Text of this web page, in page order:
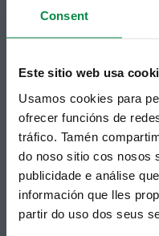
Consent
Este sitio web usa
Usamos cookies para
ofrecer funcións de
tráfico. Tamén
do noso sitio cos nosos
publicidade e análise
información que lles
partir do uso dos seus
© Concello de Ames
Praza do Concello, 2 |15220
Bertamiráns (Ames)
Telf 981 883 002 | Fax 981 883
Suscripción boletines
Puedes recibir la información
municipal en tu correo
suscripción al boletín de